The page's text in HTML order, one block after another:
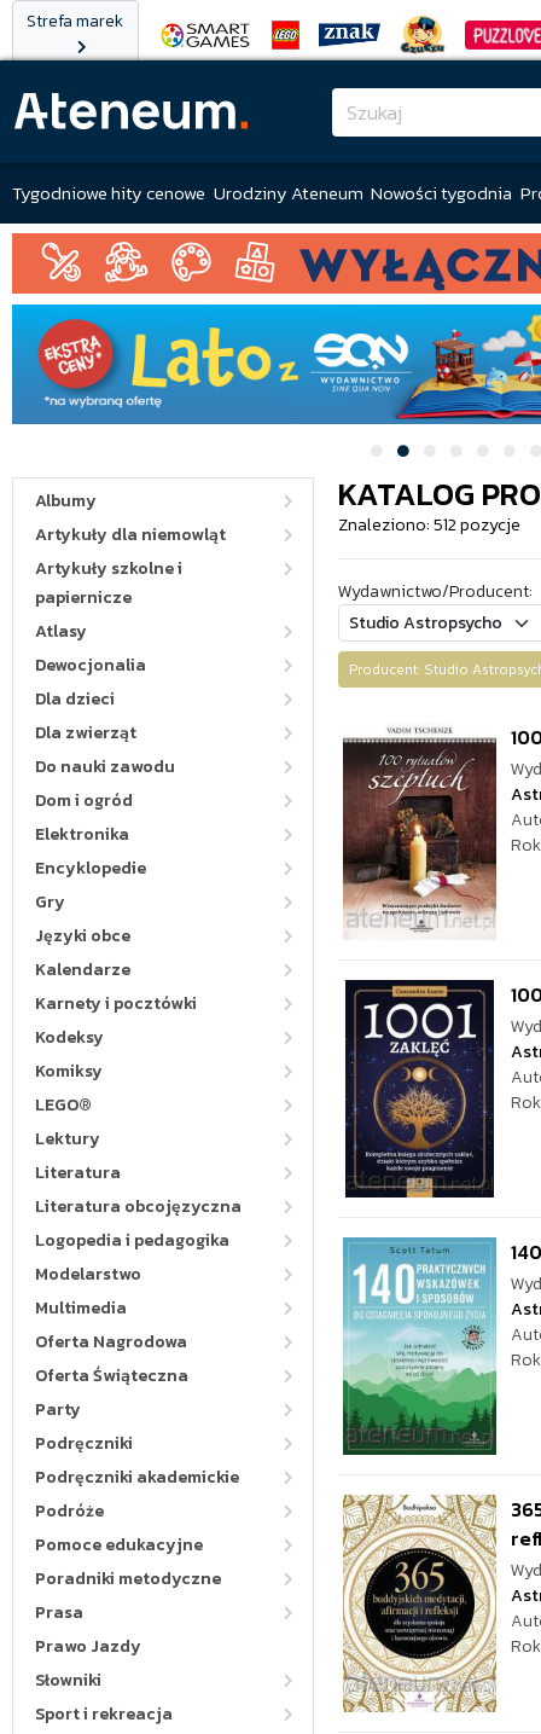
Strefa marek
Tygodniowe hity cenowe Urodziny Ateneum Nowości tygodnia
Albumy
Artykuły dla niemowląt
Artykuły szkolne i
papiernicze
Atlasy
Dewocjonalia
Dla dzieci
Dla zwierząt
Do nauki zawodu
Dom i ogród
Elektronika
Encyklopedie
Gry
Języki obce
Kalendarze
Karnety i pocztówki
Kodeksy
Komiksy
LEGO®
Lektury
Literatura
Literatura obcojęzyczna
Logopedia i pedagogika
Modelarstwo
Multimedia
Oferta Nagrodowa
Oferta Świąteczna
Party
Podręczniki
Podręczniki akademickie
Podróże
Pomoce edukacyjne
Poradniki metodyczne
Prasa
Prawo Jazdy
Słowniki
Sport i rekreacja
KATALOG
Znaleziono: 512 pozycje
Wydawnictwo/Producent:
Producent: Studio